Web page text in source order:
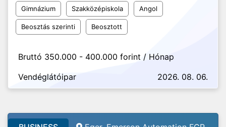
Gimnázium Szakközépiskola Angol
Beosztás szerinti Beosztott
Bruttó 350.000 - 400.000 forint / Hónap
Vendéglátóipar
2026. 08. 06.